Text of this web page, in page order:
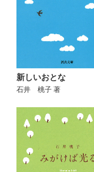
新しいおとな
石井 桃子 著